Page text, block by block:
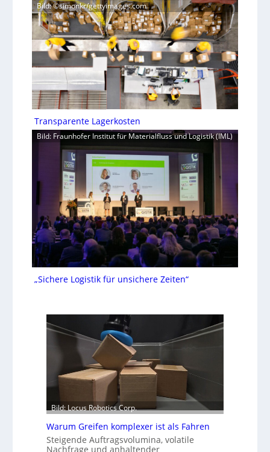
Bild: ©simonkr/gettyimages.com
Transparente Lagerkosten
Bild: Fraunhofer Institut für Materialfluss und Logistik (IML)
„Sichere Logistik für unsichere Zeiten“
Bild: Locus Robotics Corp.
Warum Greifen komplexer ist als Fahren
Steigende Auftragsvolumina, volatile
Nachfrage und anhaltender